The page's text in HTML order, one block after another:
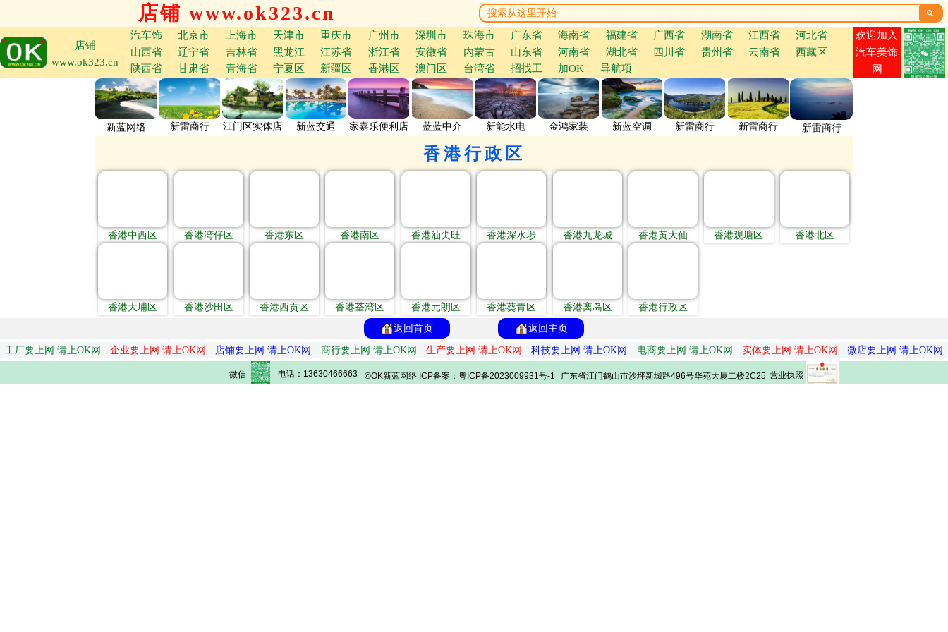
店铺 www.ok323.cn 
店铺
www.ok323.cn
汽车饰 北京市 上海市 天津市 重庆市 广州市 深圳市 珠海市 广东省 海南省 福建省 广西省 湖南省 江西省
河北省
山西省
辽宁省 吉林省 黑龙江 江苏省 浙江省 安徽省 内蒙古 山东省 河南省 湖北省 四川省 贵州省 云南省
西藏区
陕西省
甘肃省 青海省 宁夏区 新疆区 香港区 澳门区 台湾省 招找工 加OK 导航项
欢迎加入
汽车美饰
网
新蓝网络 新雷商行 江门区实体店 新蓝交通 家嘉乐便利店 蓝蓝中介 新能水电 金鸿家装 新蓝空调 新雷商行 新雷商行 新雷商行
香港行政区
香港中西区 香港湾仔区 香港东区 香港南区 香港油尖旺 香港深水埗 香港九龙城 香港黄大仙 香港观塘区 香港北区
香港大埔区 香港沙田区 香港西贡区 香港荃湾区 香港元朗区 香港葵青区 香港离岛区
香港行政区
返回首页
返回主页
工厂要上网 请上OK网
企业要上网 请上OK网 店铺要上网 请上OK网 商行要上网 请上OK网 生产要上网 请上OK网 科技要上网 请上OK网 电商要上网 请上OK网 实体要上网 请上OK网 微店要上网 请上OK网
微信 电话：13630466663 ©OK新蓝网络 ICP备案：粤ICP备2023009931号-1 广东省江门鹤山市沙坪新城路496号华苑大厦二楼2C25 营业执照